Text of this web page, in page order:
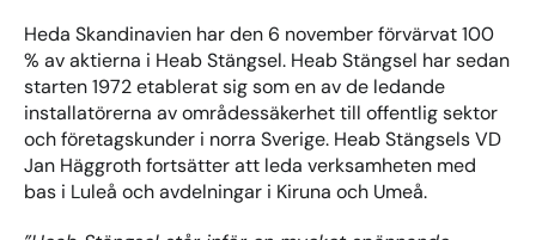
Heda Skandinavien har den 6 november förvärvat 100
% av aktierna i Heab Stängsel. Heab Stängsel har sedan
starten 1972 etablerat sig som en av de ledande
installatörerna av områdessäkerhet till offentlig sektor
och företagskunder i norra Sverige. Heab Stängsels VD
Jan Häggroth fortsätter att leda verksamheten med
bas i Luleå och avdelningar i Kiruna och Umeå.